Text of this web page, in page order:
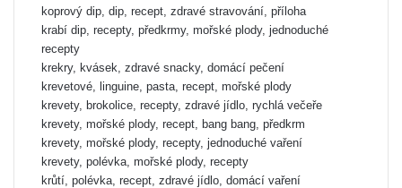
koprový dip, dip, recept, zdravé stravování, příloha
krabí dip, recepty, předkrmy, mořské plody, jednoduché
recepty
krekry, kvásek, zdravé snacky, domácí pečení
krevetové, linguine, pasta, recept, mořské plody
krevety, brokolice, recepty, zdravé jídlo, rychlá večeře
krevety, mořské plody, recept, bang bang, předkrm
krevety, mořské plody, recepty, jednoduché vaření
krevety, polévka, mořské plody, recepty
krůtí, polévka, recept, zdravé jídlo, domácí vaření